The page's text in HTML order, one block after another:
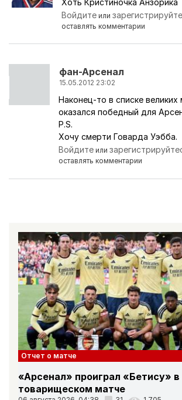
Ответ на комментарий
Войдите или
оставлять комментарии
фан-Арсенал
15.05.2012 23:02
Наконец-то в списке великих
оказался победный для
P.S.
Хочу смерти Говарда Уэбба.
Войдите или
оставлять комментарии
Отчет о матче
«Арсенал» проиграл «Бетису» в
товарищеском матче